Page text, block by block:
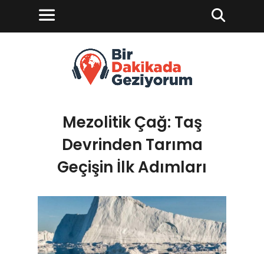
Mezolitik Çağ: Taş
Devrinden Tarıma
Geçişin İlk Adımları